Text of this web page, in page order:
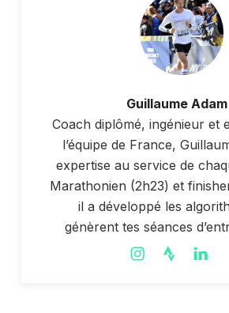
Guillaume Adam
Coach diplômé, ingénieur et
l’équipe de France,
expertise au service de
Marathonien (2h23) et
il a développé les
génèrent tes séances